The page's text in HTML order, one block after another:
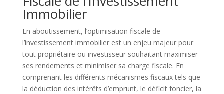
Immobilier
En aboutissement, l’optimisation fiscale de
l’investissement immobilier est un enjeu majeur pour
tout propriétaire ou investisseur souhaitant maximiser
ses rendements et minimiser sa charge fiscale. En
comprenant les différents mécanismes fiscaux tels que
la déduction des intérêts d’emprunt, le déficit foncier, la